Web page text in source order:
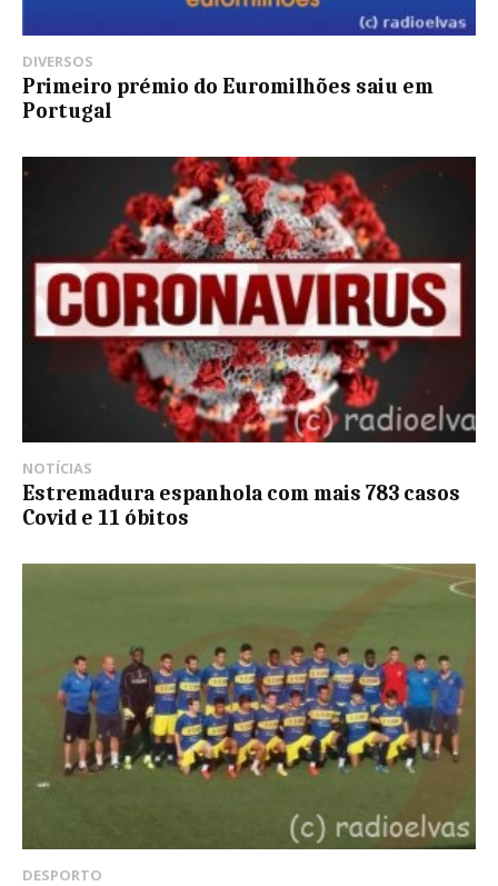
DIVERSOS
Primeiro prémio do Euromilhões saiu em
Portugal
NOTÍCIAS
Estremadura espanhola com mais 783 casos
Covid e 11 óbitos
DESPORTO